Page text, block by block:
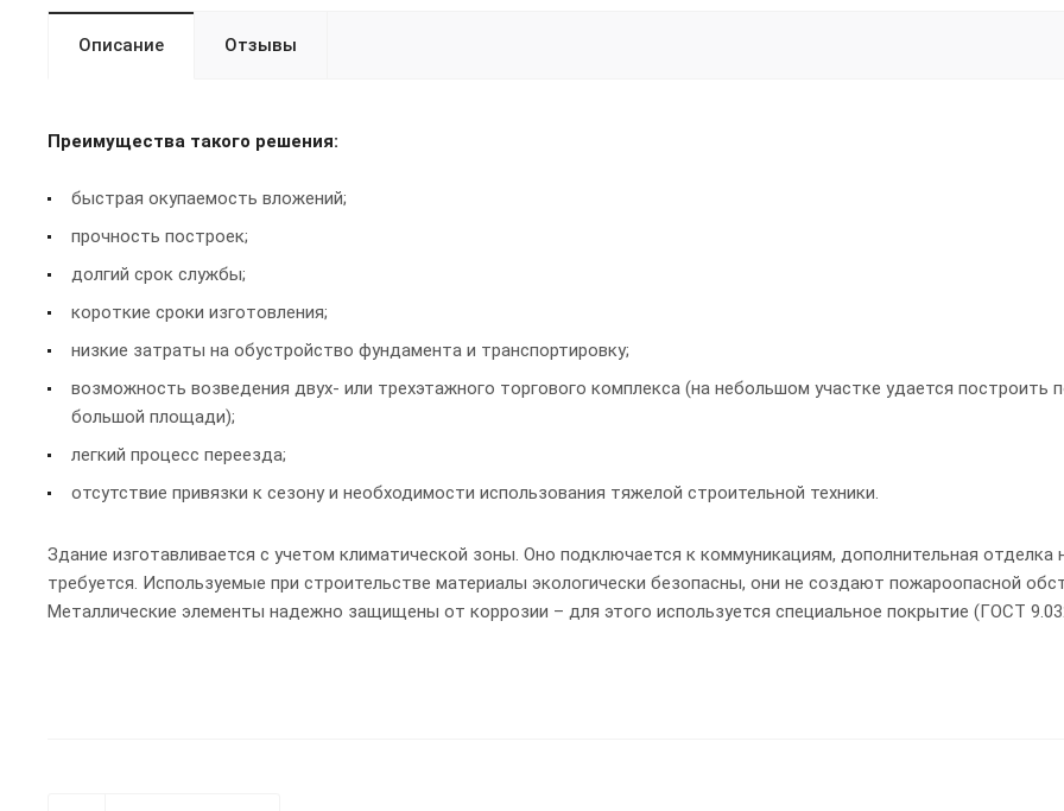
Описание Отзывы
Преимущества такого решения:
быстрая окупаемость вложений;
прочность построек;
долгий срок службы;
короткие сроки изготовления;
низкие затраты на обустройство фундамента и транспортировку;
возможность возведения двух- или трехэтажного торгового комплекса (на небольшом участке удается построить
большой площади);
легкий процесс переезда;
отсутствие привязки к сезону и необходимости использования тяжелой строительной техники.
Здание изготавливается с учетом климатической зоны. Оно подключается к коммуникациям, дополнительная отделка
требуется. Используемые при строительстве материалы экологически безопасны, они не создают пожароопасной
Металлические элементы надежно защищены от коррозии – для этого используется специальное покрытие (ГОСТ